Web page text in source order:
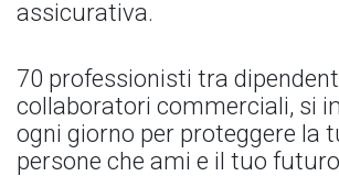
assicurativa.
70 professionisti tra
collaboratori commerciali, si
ogni giorno per proteggere la
persone che ami e il tuo